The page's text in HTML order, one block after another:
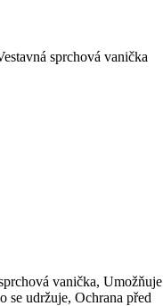
sprchová vanička
vanička, Umožňuje
se udržuje, Ochrana před